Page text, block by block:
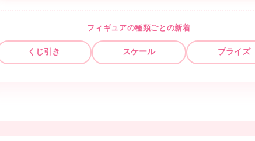
フィギュアの種類ごとの新着
くじ引き スケール プライズ